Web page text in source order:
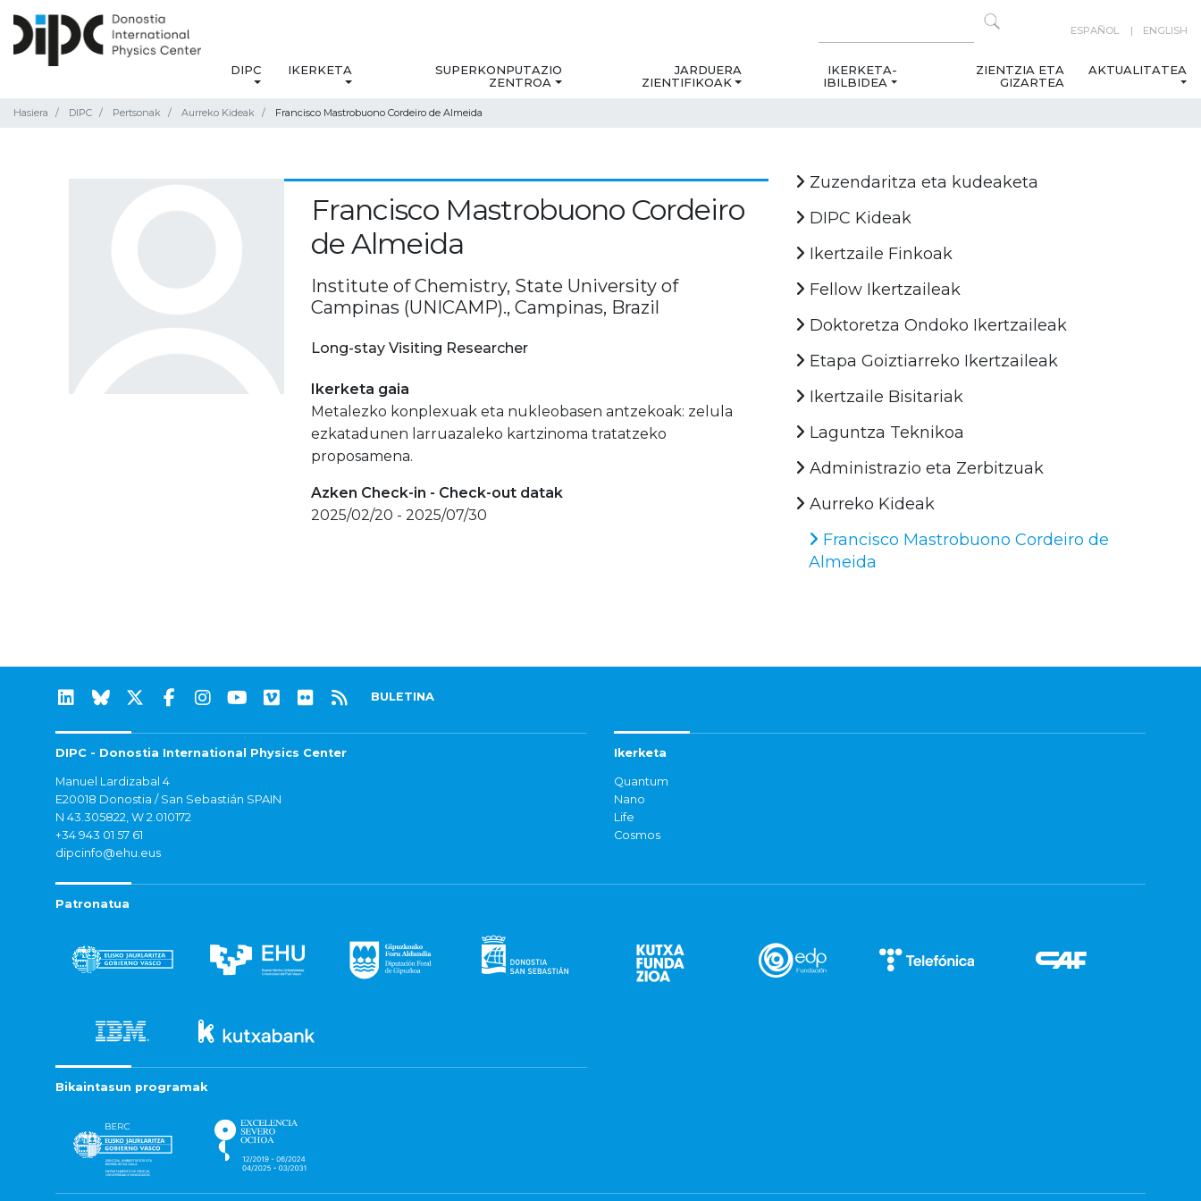
ESPAÑOL ENGLISH
DIPC IKERKETA
SUPERKONPUTAZIO
ZENTROA
JARDUERA
ZIENTIFIKOAK
IKERKETA-
IBILBIDEA
ZIENTZIA ETA
GIZARTEA
AKTUALITATEA
Hasiera DIPC Pertsonak Aurreko Kideak Francisco Mastrobuono Cordeiro de Almeida
Francisco Mastrobuono Cordeiro
de Almeida
Institute of Chemistry, State University of
Campinas (UNICAMP)., Campinas, Brazil
Long-stay Visiting Researcher
Ikerketa gaia
Metalezko konplexuak eta nukleobasen antzekoak: zelula
ezkatadunen larruazaleko kartzinoma tratatzeko
proposamena.
Azken Check-in - Check-out datak
2025/02/20 - 2025/07/30
Zuzendaritza eta kudeaketa
DIPC Kideak
Ikertzaile Finkoak
Fellow Ikertzaileak
Doktoretza Ondoko Ikertzaileak
Etapa Goiztiarreko Ikertzaileak
Ikertzaile Bisitariak
Laguntza Teknikoa
Administrazio eta Zerbitzuak
Aurreko Kideak
Francisco Mastrobuono Cordeiro de
Almeida
BULETINA
DIPC - Donostia International Physics Center
Manuel Lardizabal 4
E20018 Donostia / San Sebastián SPAIN
N 43.305822, W 2.010172
+34 943 01 57 61
dipcinfo@ehu.eus
Ikerketa
Quantum
Nano
Life
Cosmos
Patronatua
Bikaintasun programak